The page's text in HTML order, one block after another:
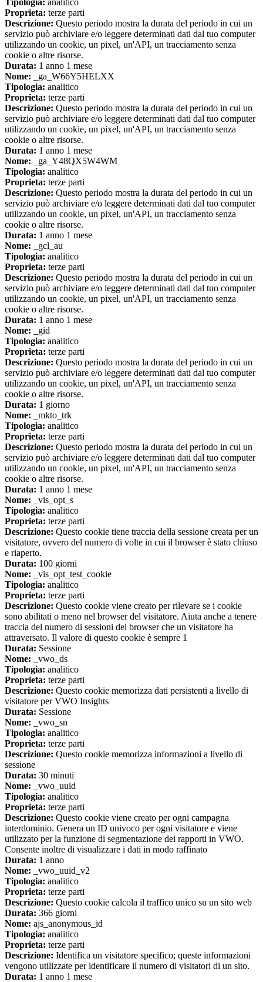
Tipologia: analitico
Proprieta: terze parti
Descrizione: Questo periodo mostra la durata del periodo in cui un
servizio può archiviare e/o leggere determinati dati dal tuo computer
utilizzando un cookie, un pixel, un'API, un tracciamento senza
cookie o altre risorse.
Durata: 1 anno 1 mese
Nome: _ga_W66Y5HELXX
Tipologia: analitico
Proprieta: terze parti
Descrizione: Questo periodo mostra la durata del periodo in cui un
servizio può archiviare e/o leggere determinati dati dal tuo computer
utilizzando un cookie, un pixel, un'API, un tracciamento senza
cookie o altre risorse.
Durata: 1 anno 1 mese
Nome: _ga_Y48QX5W4WM
Tipologia: analitico
Proprieta: terze parti
Descrizione: Questo periodo mostra la durata del periodo in cui un
servizio può archiviare e/o leggere determinati dati dal tuo computer
utilizzando un cookie, un pixel, un'API, un tracciamento senza
cookie o altre risorse.
Durata: 1 anno 1 mese
Nome: _gcl_au
Tipologia: analitico
Proprieta: terze parti
Descrizione: Questo periodo mostra la durata del periodo in cui un
servizio può archiviare e/o leggere determinati dati dal tuo computer
utilizzando un cookie, un pixel, un'API, un tracciamento senza
cookie o altre risorse.
Durata: 1 anno 1 mese
Nome: _gid
Tipologia: analitico
Proprieta: terze parti
Descrizione: Questo periodo mostra la durata del periodo in cui un
servizio può archiviare e/o leggere determinati dati dal tuo computer
utilizzando un cookie, un pixel, un'API, un tracciamento senza
cookie o altre risorse.
Durata: 1 giorno
Nome: _mkto_trk
Tipologia: analitico
Proprieta: terze parti
Descrizione: Questo periodo mostra la durata del periodo in cui un
servizio può archiviare e/o leggere determinati dati dal tuo computer
utilizzando un cookie, un pixel, un'API, un tracciamento senza
cookie o altre risorse.
Durata: 1 anno 1 mese
Nome: _vis_opt_s
Tipologia: analitico
Proprieta: terze parti
Descrizione: Questo cookie tiene traccia della sessione creata per un
visitatore, ovvero del numero di volte in cui il browser è stato chiuso
e riaperto.
Durata: 100 giorni
Nome: _vis_opt_test_cookie
Tipologia: analitico
Proprieta: terze parti
Descrizione: Questo cookie viene creato per rilevare se i cookie
sono abilitati o meno nel browser del visitatore. Aiuta anche a tenere
traccia del numero di sessioni del browser che un visitatore ha
attraversato. Il valore di questo cookie è sempre 1
Durata: Sessione
Nome: _vwo_ds
Tipologia: analitico
Proprieta: terze parti
Descrizione: Questo cookie memorizza dati persistenti a livello di
visitatore per VWO Insights
Durata: Sessione
Nome: _vwo_sn
Tipologia: analitico
Proprieta: terze parti
Descrizione: Questo cookie memorizza informazioni a livello di
sessione
Durata: 30 minuti
Nome: _vwo_uuid
Tipologia: analitico
Proprieta: terze parti
Descrizione: Questo cookie viene creato per ogni campagna
interdominio. Genera un ID univoco per ogni visitatore e viene
utilizzato per la funzione di segmentazione dei rapporti in VWO.
Consente inoltre di visualizzare i dati in modo raffinato
Durata: 1 anno
Nome: _vwo_uuid_v2
Tipologia: analitico
Proprieta: terze parti
Descrizione: Questo cookie calcola il traffico unico su un sito web
Durata: 366 giorni
Nome: ajs_anonymous_id
Tipologia: analitico
Proprieta: terze parti
Descrizione: Identifica un visitatore specifico; queste informazioni
vengono utilizzate per identificare il numero di visitatori di un sito.
Durata: 1 anno 1 mese